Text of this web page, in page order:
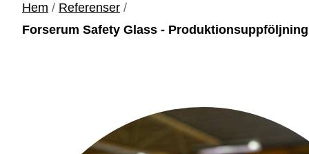
Hem / Referenser /
Forserum Safety Glass - Produktionsuppföljning